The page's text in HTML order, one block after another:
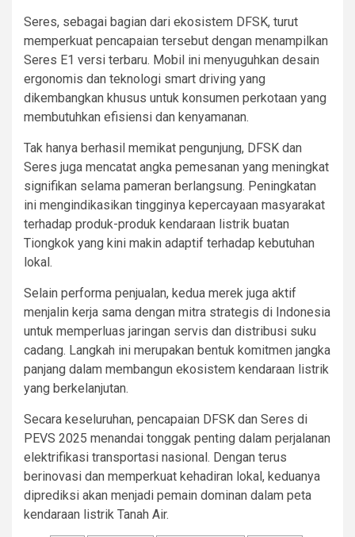
Seres, sebagai bagian dari ekosistem DFSK, turut
memperkuat pencapaian tersebut dengan menampilkan
Seres E1 versi terbaru. Mobil ini menyuguhkan desain
ergonomis dan teknologi smart driving yang
dikembangkan khusus untuk konsumen perkotaan yang
membutuhkan efisiensi dan kenyamanan.
Tak hanya berhasil memikat pengunjung, DFSK dan
Seres juga mencatat angka pemesanan yang meningkat
signifikan selama pameran berlangsung. Peningkatan
ini mengindikasikan tingginya kepercayaan masyarakat
terhadap produk-produk kendaraan listrik buatan
Tiongkok yang kini makin adaptif terhadap kebutuhan
lokal.
Selain performa penjualan, kedua merek juga aktif
menjalin kerja sama dengan mitra strategis di Indonesia
untuk memperluas jaringan servis dan distribusi suku
cadang. Langkah ini merupakan bentuk komitmen jangka
panjang dalam membangun ekosistem kendaraan listrik
yang berkelanjutan.
Secara keseluruhan, pencapaian DFSK dan Seres di
PEVS 2025 menandai tonggak penting dalam perjalanan
elektrifikasi transportasi nasional. Dengan terus
berinovasi dan memperkuat kehadiran lokal, keduanya
diprediksi akan menjadi pemain dominan dalam peta
kendaraan listrik Tanah Air.